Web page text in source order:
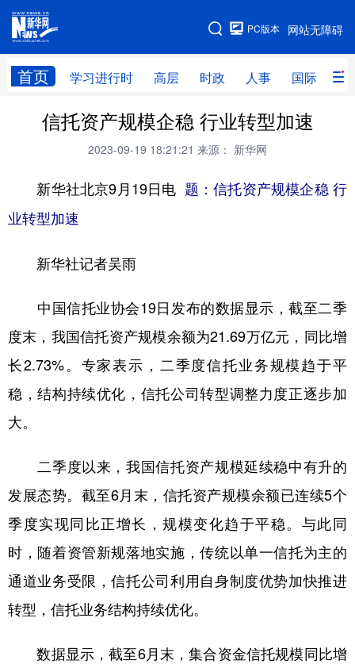
网站无障碍
PC版本
首页 学习进行时 高层 时政 人事 国际 财
网站地图
学习进行时 高层 时政 人事
财经 网评
台湾 思客智库 全球连线 教育
科技
法律 中央文件 金融 汽车
学术中国 乡村振兴 银龄 溯源中国
公益 一带一路 亚太网 上市公司
文化产业
地方频道
北京 天津
辽宁 吉林 上海 江苏
信托资产规模企稳 行业转型加速
2023-09-19 18:21:21 来源： 新华网
新华社北京9月19日电 题：信托资产规模企稳 行
业转型加速
新华社记者吴雨
中国信托业协会19日发布的数据显示，截至二季
度末，我国信托资产规模余额为21.69万亿元，同比增
长2.73%。专家表示，二季度信托业务规模趋于平
稳，结构持续优化，信托公司转型调整力度正逐步加
大。
二季度以来，我国信托资产规模延续稳中有升的
发展态势。截至6月末，信托资产规模余额已连续5个
季度实现同比正增长，规模变化趋于平稳。与此同
时，随着资管新规落地实施，传统以单一信托为主的
通道业务受限，信托公司利用自身制度优势加快推进
转型，信托业务结构持续优化。
数据显示，截至6月末，集合资金信托规模同比增